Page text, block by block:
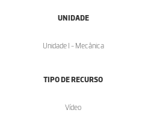
UNIDADE
Unidade I - Mecânica
TIPO DE RECURSO
Vídeo